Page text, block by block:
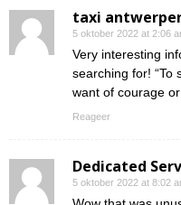
taxi
5 oktober 2022 at 2:06
Very interesting
searching for! “To
want of courage
Reageer
Dedicated
5 oktober 2022 at 8:02